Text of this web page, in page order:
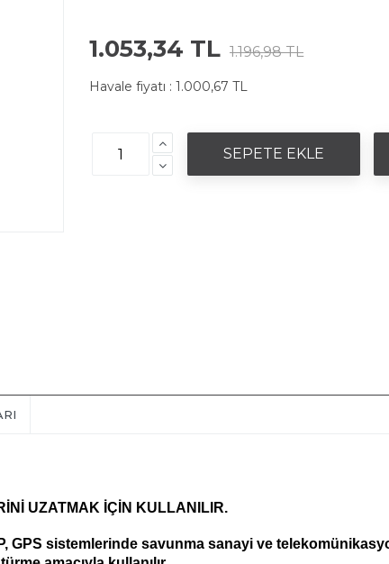
1.053,34 TL 1.196,98 TL
Havale fiyatı : 1.000,67 TL
UZATMAK İÇİN KULLANILIR.
GPS sistemlerinde savunma sanayi ve